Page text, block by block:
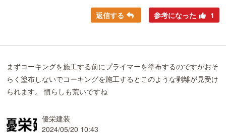
返信する 参考になった 1
まずコーキングを施工する前にプライマーを塗布するのですがおそ
らく塗布しないでコーキングを施工するとこのような剥離が見受け
られます。 慣らしも荒いですね
優栄建装
2024/05/20 10:43